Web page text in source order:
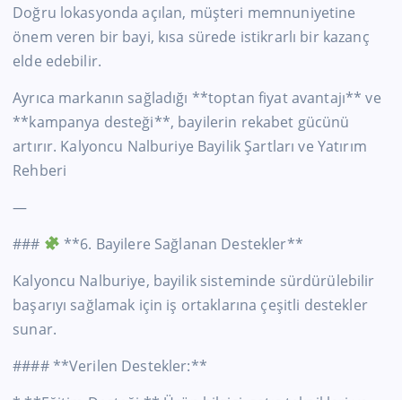
Doğru lokasyonda açılan, müşteri memnuniyetine
önem veren bir bayi, kısa sürede istikrarlı bir kazanç
elde edebilir.
Ayrıca markanın sağladığı **toptan fiyat avantajı** ve
**kampanya desteği**, bayilerin rekabet gücünü
artırır. Kalyoncu Nalburiye Bayilik Şartları ve Yatırım
Rehberi
—
###
**6. Bayilere Sağlanan Destekler**
Kalyoncu Nalburiye, bayilik sisteminde sürdürülebilir
başarıyı sağlamak için iş ortaklarına çeşitli destekler
sunar.
#### **Verilen Destekler:**